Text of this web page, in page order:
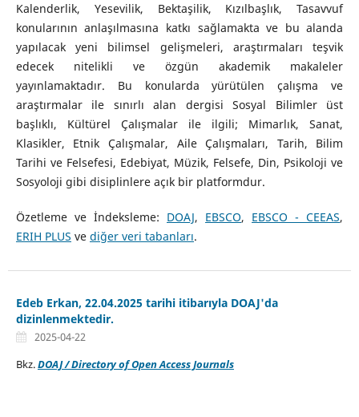
Kalenderlik, Yesevilik, Bektaşilik, Kızılbaşlık, Tasavvuf
konularının anlaşılmasına katkı sağlamakta ve bu alanda
yapılacak yeni bilimsel gelişmeleri, araştırmaları teşvik
edecek nitelikli ve özgün akademik makaleler
yayınlamaktadır. Bu konularda yürütülen çalışma ve
araştırmalar ile sınırlı alan dergisi Sosyal Bilimler üst
başlıklı, Kültürel Çalışmalar ile ilgili; Mimarlık, Sanat,
Klasikler, Etnik Çalışmalar, Aile Çalışmaları, Tarih, Bilim
Tarihi ve Felsefesi, Edebiyat, Müzik, Felsefe, Din, Psikoloji ve
Sosyoloji gibi disiplinlere açık bir platformdur.
Özetleme ve İndeksleme: DOAJ, EBSCO, EBSCO - CEEAS,
ERIH PLUS ve diğer veri tabanları.
Edeb Erkan, 22.04.2025 tarihi itibarıyla DOAJ'da
dizinlenmektedir.
2025-04-22
Bkz.DOAJ / Directory of Open Access Journals